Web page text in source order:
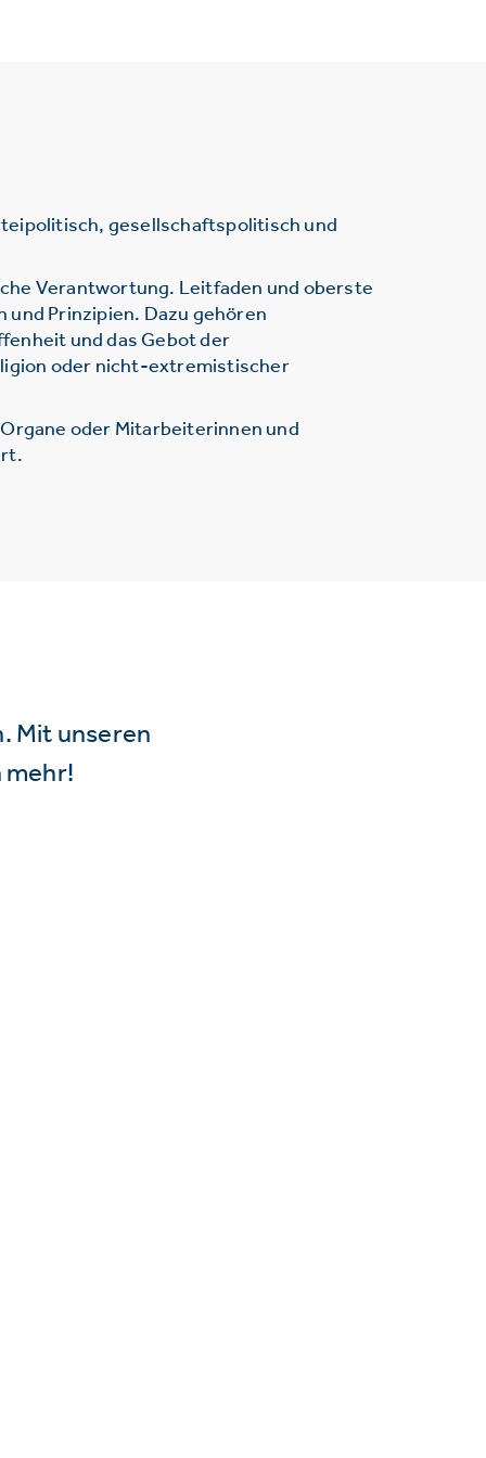
gesellschaftspolitisch und
Verantwortung. Leitfaden und oberste
und Prinzipien. Dazu gehören
und das Gebot der
oder nicht-extremistischer
oder Mitarbeiterinnen und
Mit unseren
mehr!